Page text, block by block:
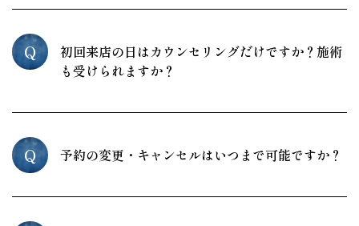
Q
初回来店の日はカウンセリングだけですか？施術
も受けられますか？
Q 予約の変更・キャンセルはいつまで可能ですか？